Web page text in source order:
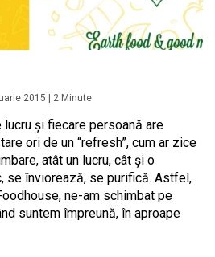
2015 2 Minute
lucru şi fiecare persoană are
ori de un “refresh”, cum ar zice
atât un lucru, cât şi o
se înviorează, se purifică. Astfel,
ne-am schimbat pe
suntem împreună, în aproape